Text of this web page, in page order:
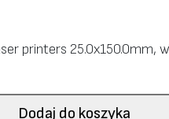
printers 25.0х150.0mm,
Dodaj do koszyka